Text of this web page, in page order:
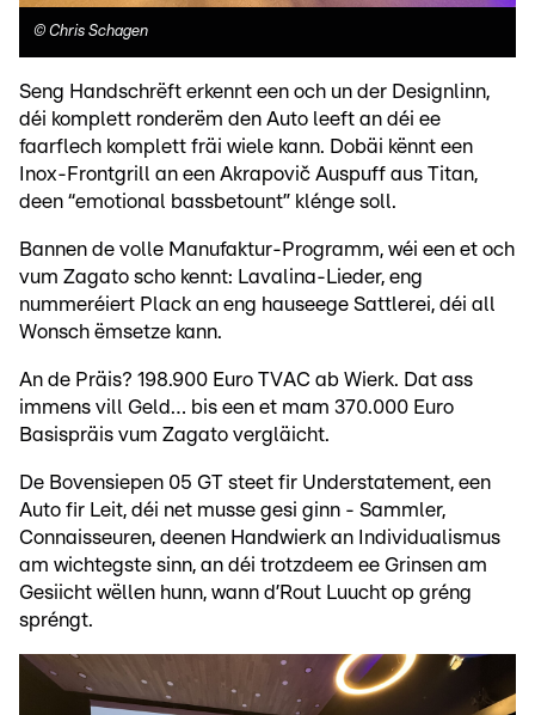
© Chris Schagen
Seng Handschrëft erkennt een och un der Designlinn,
déi komplett ronderëm den Auto leeft an déi ee
faarflech komplett fräi wiele kann. Dobäi kënnt een
Inox-Frontgrill an een Akrapovič Auspuff aus Titan,
deen “emotional bassbetount” klénge soll.
Bannen de volle Manufaktur-Programm, wéi een et och
vum Zagato scho kennt: Lavalina-Lieder, eng
nummeréiert Plack an eng hauseege Sattlerei, déi all
Wonsch ëmsetze kann.
An de Präis? 198.900 Euro TVAC ab Wierk. Dat ass
immens vill Geld… bis een et mam 370.000 Euro
Basispräis vum Zagato vergläicht.
De Bovensiepen 05 GT steet fir Understatement, een
Auto fir Leit, déi net musse gesi ginn - Sammler,
Connaisseuren, deenen Handwierk an Individualismus
am wichtegste sinn, an déi trotzdeem ee Grinsen am
Gesiicht wëllen hunn, wann d’Rout Luucht op gréng
spréngt.